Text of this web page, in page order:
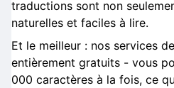
traductions sont non
naturelles et faciles à lire.
Et le meilleur : nos services
entièrement gratuits - vous
000 caractères à la fois, ce